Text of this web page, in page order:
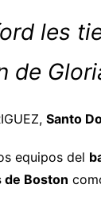
les
de
Santo
equipos del
de Boston